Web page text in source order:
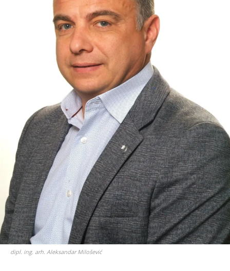
dipl. ing. arh. Aleksandar Milošević